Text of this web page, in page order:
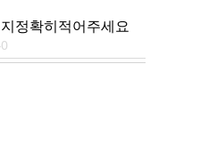
정확히적어주세요